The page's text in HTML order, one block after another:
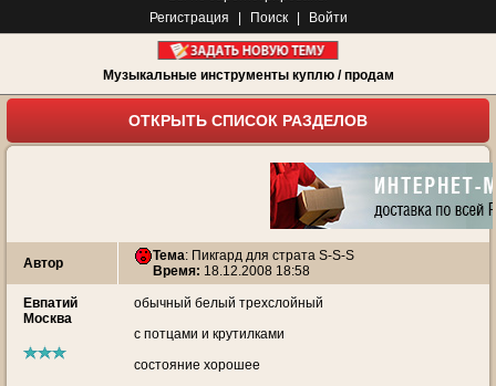
Регистрация
Поиск Войти
Музыкальные инструменты куплю / продам
ОТКРЫТЬ СПИСОК РАЗДЕЛОВ
Автор Тема: Пикгард для страта S-S-S
Время: 18.12.2008 18:58
Евпатий
Москва
обычный белый трехслойный
с потцами и крутилками
состояние хорошее